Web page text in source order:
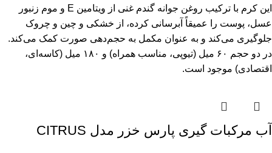
این کرم با ترکیب روغن جوانه گندم غنی از ویتامین E و موم زنبور
عسل، پوست را عمیقاً آبرسانی کرده، از خشکی و چین و چروک
جلوگیری می‌کند و به عنوان مکمل به حجم‌دهی صورت کمک می‌کند.
در دو حجم ۶۰ میل (تیوپی، مناسب همراه) و ۱۸۰ میل (کاسه‌ای،
اقتصادی) موجود است.
آب مرکبات گیری پارس خزر مدل CITRUS